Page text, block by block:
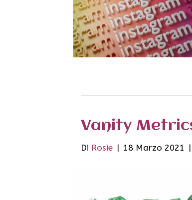
Vanity
Di Rosie | 18 Marzo 2021 |